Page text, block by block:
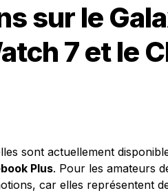
sur le
7 et le
sont actuellement
Plus. Pour les amateurs
car elles représentent